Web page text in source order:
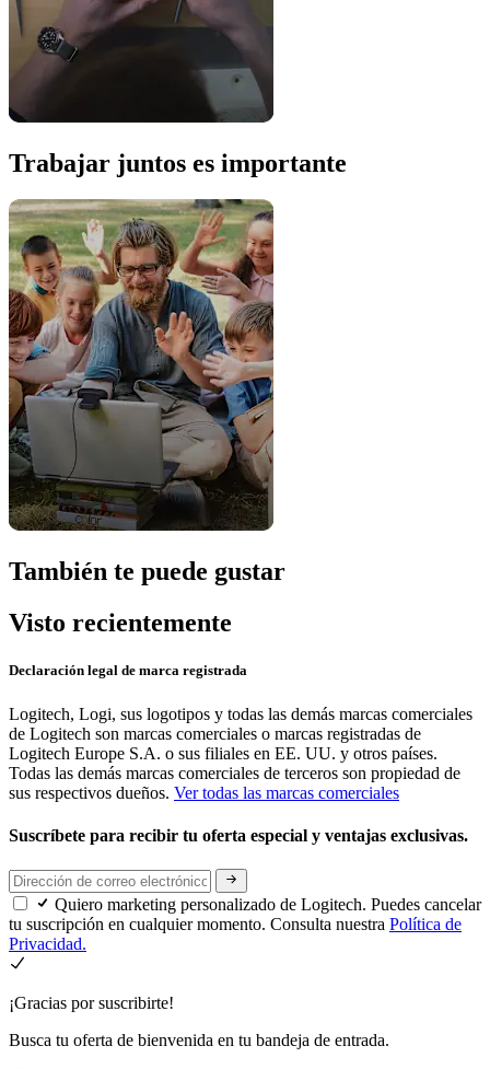
Trabajar juntos es importante
También te puede gustar
Visto recientemente
Declaración legal de marca registrada
Logitech, Logi, sus logotipos y todas las demás marcas comerciales
de Logitech son marcas comerciales o marcas registradas de
Logitech Europe S.A. o sus filiales en EE. UU. y otros países.
Todas las demás marcas comerciales de terceros son propiedad de
sus respectivos dueños. Ver todas las marcas comerciales
Suscríbete para recibir tu oferta especial y ventajas exclusivas.
Quiero marketing personalizado de Logitech. Puedes cancelar
tu suscripción en cualquier momento. Consulta nuestra Política de
Privacidad.
¡Gracias por suscribirte!
Busca tu oferta de bienvenida en tu bandeja de entrada.